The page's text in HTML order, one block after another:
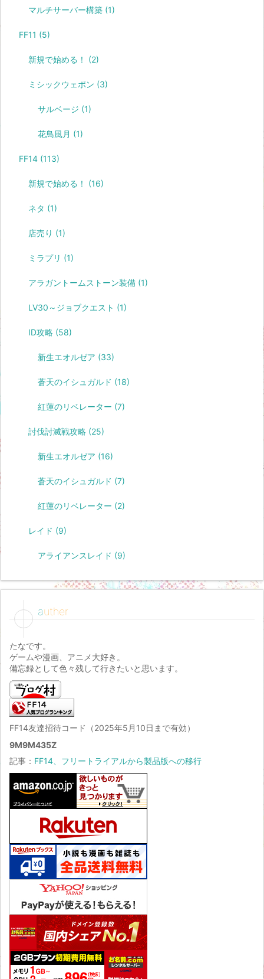
マルチサーバー構築 (1)
FF11 (5)
新規で始める！ (2)
ミシックウェポン (3)
サルベージ (1)
花鳥風月 (1)
FF14 (113)
新規で始める！ (16)
ネタ (1)
店売り (1)
ミラプリ (1)
アラガントームストーン装備 (1)
LV30～ジョブクエスト (1)
ID攻略 (58)
新生エオルゼア (33)
蒼天のイシュガルド (18)
紅蓮のリベレーター (7)
討伐討滅戦攻略 (25)
新生エオルゼア (16)
蒼天のイシュガルド (7)
紅蓮のリベレーター (2)
レイド (9)
アライアンスレイド (9)
auther
たなです。
ゲームや漫画、アニメ大好き。
備忘録として色々残して行きたいと思います。
FF14友達招待コード（2025年5月10日まで有効）
9M9M435Z
記事： FF14、フリートライアルから製品版への移行